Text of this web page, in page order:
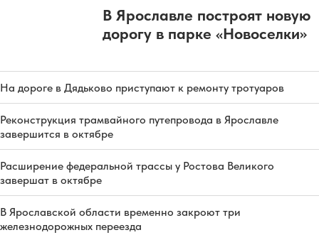
В Ярославле построят новую
дорогу в парке «Новоселки»
На дороге в Дядьково приступают к ремонту тротуаров
Реконструкция трамвайного путепровода в Ярославле
завершится в октябре
Расширение федеральной трассы у Ростова Великого
завершат в октябре
В Ярославской области временно закроют три
железнодорожных переезда